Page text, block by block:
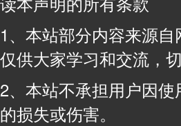
1、本站部分内容来源
仅供大家学习和交流，
2、本站不承担用户因
的损失或伤害。